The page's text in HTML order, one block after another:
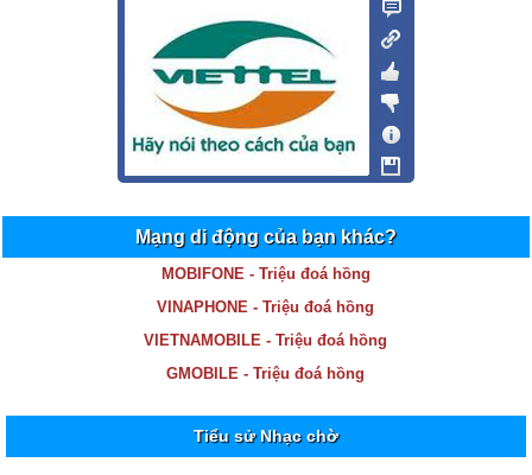
Mạng di động của bạn khác?
MOBIFONE - Triệu đoá hồng
VINAPHONE - Triệu đoá hồng
VIETNAMOBILE - Triệu đoá hồng
GMOBILE - Triệu đoá hồng
Tiểu sử Nhạc chờ